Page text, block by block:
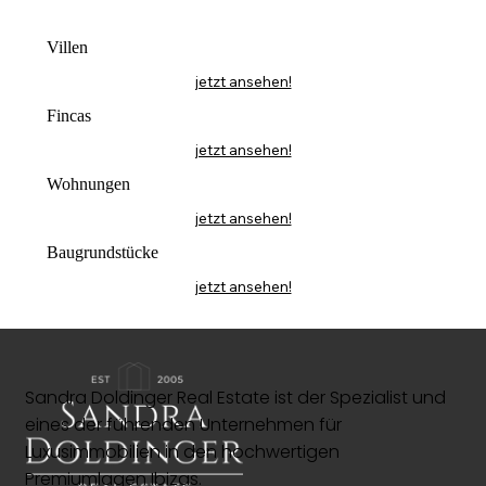
Villen
jetzt ansehen!
Fincas
jetzt ansehen!
Wohnungen
jetzt ansehen!
Baugrundstücke
jetzt ansehen!
Sandra Doldinger Real Estate ist der Spezialist und
eines der führenden Unternehmen für
Luxusimmobilien in den hochwertigen
Premiumlagen Ibizas.